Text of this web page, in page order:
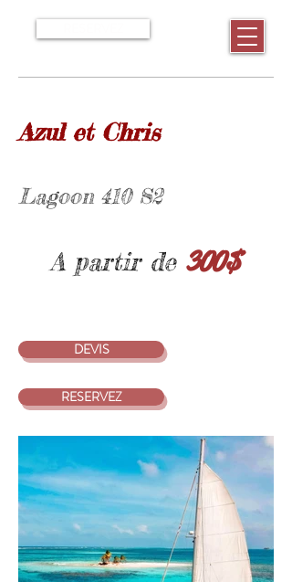
Azul et Chris
Lagoon 410 S2
A partir de 300$
DEVIS
RESERVEZ